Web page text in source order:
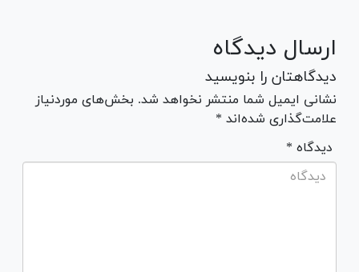
ارسال دیدگاه
دیدگاهتان را بنویسید
نشانی ایمیل شما منتشر نخواهد شد. بخش‌های موردنیاز
علامت‌گذاری شده‌اند *
* دیدگاه